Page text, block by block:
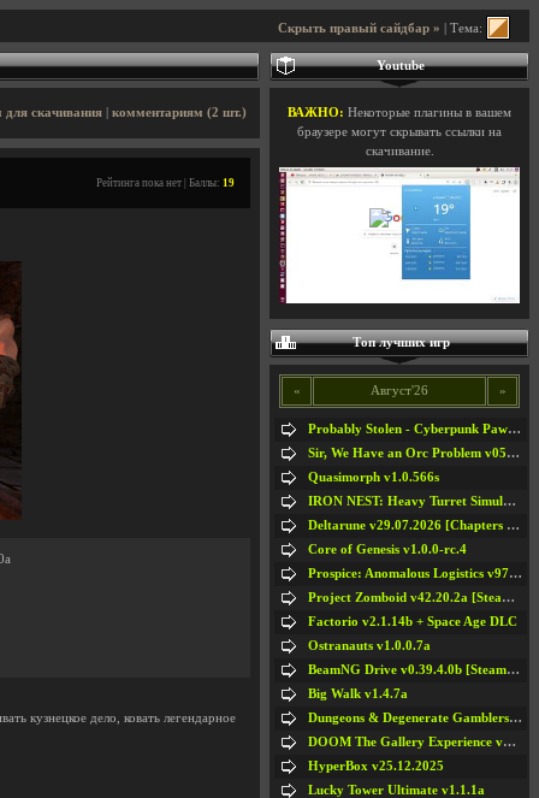
Скрыть правый сайдбар » | Тема:
для скачивания комментариям (2 шт.)
Рейтинга пока нет | Баллы: 19
кузнецкое дело, ковать легендарное
Youtube
ВАЖНО: Некоторые плагины в вашем
браузере могут скрывать ссылки на
скачивание.
Топ лучших игр
« Август'26 »
Probably Stolen - Cyberpunk Pawnshop Simulator v048c [Playtest]
Sir, We Have an Orc Problem v05.08.2026
Quasimorph v1.0.566s
IRON NEST: Heavy Turret Simulator v1.0a
Deltarune v29.07.2026 [Chapters 1-5] / + RUS [Chapters 1-5]
Core of Genesis v1.0.0-rc.4
Prospice: Anomalous Logistics v97 [Playtest]
Project Zomboid v42.20.2a [Steam Early Access]
Factorio v2.1.14b + Space Age DLC
Ostranauts v1.0.0.7a
BeamNG Drive v0.39.4.0b [Steam Early Access]
Big Walk v1.4.7a
Dungeons & Degenerate Gamblers v2.0.2a
DOOM The Gallery Experience v1.4.2
HyperBox v25.12.2025
Lucky Tower Ultimate v1.1.1a